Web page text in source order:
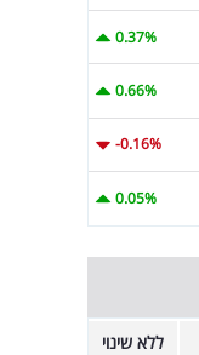
0.37%
0.66%
-0.16%
0.05%
ללא שינוי